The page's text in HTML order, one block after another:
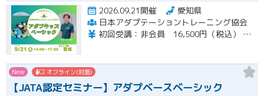
2026.09.21開催
愛知県
日本アダプテーショントレーニング協会
初回受講：非会員 16,500円（税込） 一般会員 14,850円（税込） 特待会員 13,200円（税込) 会員再受講：一般会員 3,712円（税込） 特待会員 3,300円（税込）
New オフライン(対面)
【JATA認定セミナー】アダプベースベーシック